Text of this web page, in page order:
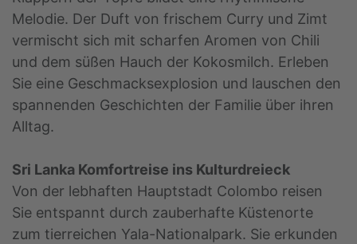
Melodie. Der Duft von frischem Curry und Zimt
vermischt sich mit scharfen Aromen von Chili
und dem süßen Hauch der Kokosmilch. Erleben
Sie eine Geschmacksexplosion und lauschen den
spannenden Geschichten der Familie über ihren
Alltag.
Sri Lanka Komfortreise ins Kulturdreieck
Von der lebhaften Hauptstadt Colombo reisen
Sie entspannt durch zauberhafte Küstenorte
zum tierreichen Yala-Nationalpark. Sie erkunden